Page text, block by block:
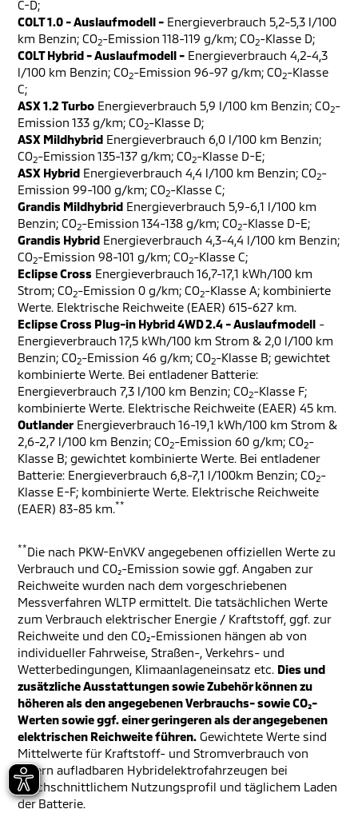
C-D;
COLT 1.0 - Auslaufmodell - Energieverbrauch 5,2-5,3 l/100
km Benzin; CO2-Emission 118-119 g/km; CO2-Klasse D;
COLT Hybrid - Auslaufmodell - Energieverbrauch 4,2-4,3
l/100 km Benzin; CO2-Emission 96-97 g/km; CO2-Klasse
C;
ASX 1.2 Turbo Energieverbrauch 5,9 l/100 km Benzin; CO2-
Emission 133 g/km; CO2-Klasse D;
ASX Mildhybrid Energieverbrauch 6,0 l/100 km Benzin;
CO2-Emission 135-137 g/km; CO2-Klasse D-E;
ASX Hybrid Energieverbrauch 4,4 l/100 km Benzin; CO2-
Emission 99-100 g/km; CO2-Klasse C;
Grandis Mildhybrid Energieverbrauch 5,9-6,1 l/100 km
Benzin; CO2-Emission 134-138 g/km; CO2-Klasse D-E;
Grandis Hybrid Energieverbrauch 4,3-4,4 l/100 km Benzin;
CO2-Emission 98-101 g/km; CO2-Klasse C;
Eclipse Cross Energieverbrauch 16,7-17,1 kWh/100 km
Strom; CO2-Emission 0 g/km; CO2-Klasse A; kombinierte
Werte. Elektrische Reichweite (EAER) 615-627 km.
Eclipse Cross Plug-in Hybrid 4WD 2.4 - Auslaufmodell -
Energieverbrauch 17,5 kWh/100 km Strom & 2,0 l/100 km
Benzin; CO2-Emission 46 g/km; CO2-Klasse B; gewichtet
kombinierte Werte. Bei entladener Batterie:
Energieverbrauch 7,3 l/100 km Benzin; CO2-Klasse F;
kombinierte Werte. Elektrische Reichweite (EAER) 45 km.
Outlander Energieverbrauch 16-19,1 kWh/100 km Strom &
2,6-2,7 l/100 km Benzin; CO2-Emission 60 g/km; CO2-
Klasse B; gewichtet kombinierte Werte. Bei entladener
Batterie: Energieverbrauch 6,8-7,1 l/100km Benzin; CO2-
Klasse E-F; kombinierte Werte. Elektrische Reichweite
(EAER) 83-85 km.**
**Die nach PKW-EnVKV angegebenen offiziellen Werte zu
Verbrauch und CO₂-Emission sowie ggf. Angaben zur
Reichweite wurden nach dem vorgeschriebenen
Messverfahren WLTP ermittelt. Die tatsächlichen Werte
zum Verbrauch elektrischer Energie / Kraftstoff, ggf. zur
Reichweite und den CO₂-Emissionen hängen ab von
individueller Fahrweise, Straßen-, Verkehrs- und
Wetterbedingungen, Klimaanlageneinsatz etc. Dies und
zusätzliche Ausstattungen sowie Zubehör können zu
höheren als den angegebenen Verbrauchs- sowie CO₂-
Werten sowie ggf. einer geringeren als der angegebenen
elektrischen Reichweite führen. Gewichtete Werte sind
Mittelwerte für Kraftstoff- und Stromverbrauch von
extern aufladbaren Hybridelektrofahrzeugen bei
durchschnittlichem Nutzungsprofil und täglichem Laden
der Batterie.